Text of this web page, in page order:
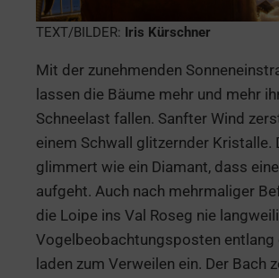
TEXT/BILDER: Iris Kürschner
Mit der zunehmenden
lassen die Bäume mehr und mehr
Schneelast fallen. Sanfter Wind
einem Schwall glitzernder Kristalle.
glimmert wie ein Diamant, dass
aufgeht. Auch nach mehrmaliger
die Loipe ins Val Roseg nie
Vogelbeobachtungsposten entlang
laden zum Verweilen ein. Der Bach